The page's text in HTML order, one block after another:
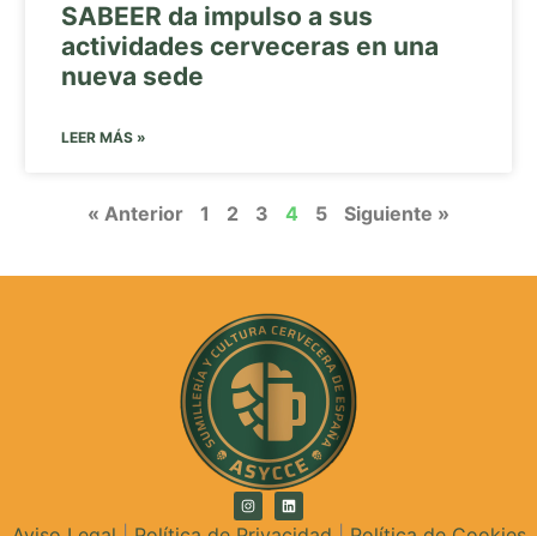
SABEER da impulso a sus
actividades cerveceras en una
nueva sede
LEER MÁS »
« Anterior 1 2 3 4 5 Siguiente »